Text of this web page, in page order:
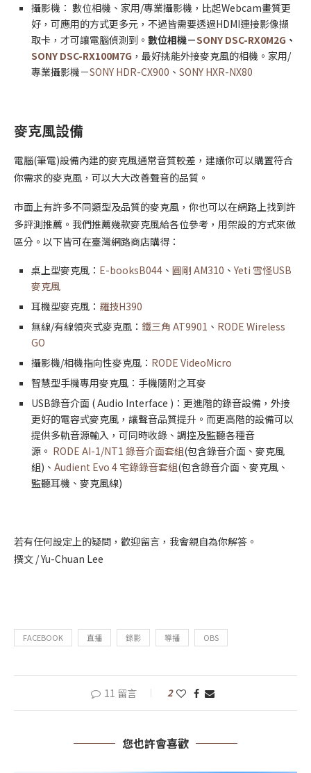
攝影機： 數位相機、家用/專業攝影機，比起Webcam畫質更
好，可應用的方式更多元，不過皆需要透過HDMI連接影像擷
取卡，才可讓電腦偵測到。 數位相機－SONY DSC-RX0M2G 、
SONY DSC-RX100M7G ，最好挑能外接麥克風的相機。家用/
專業攝影機－SONY HDR-CX900 、 SONY HXR-NX80
麥克風設備
電腦(筆電)設備內建的麥克風通常音質較差，建議你可以購置符合
你需求的麥克風，可以大大改善聲音的品質。
市面上有許多不同類型及品質的麥克風，你也可以在網路上找到許
多評測推薦。我們推薦幾款麥克風給各位參考，用架設的方式來做
區分。以下皆可在臺灣網路商店購得：
桌上型麥克風： E-booksB044 、 圓剛 AM310 、 Yeti 雪怪USB
麥克風
耳機型麥克風： 羅技H390
無線/有線領夾式麥克風： 鐵三角 AT9901 、 RODE Wireless
GO
攝影機/相機指向性麥克風： RODE VideoMicro
智慧型手機專用麥克風：手機隨附之耳麥
USB錄音介面 ( Audio Interface )：更進階的錄音設備，外接
更好的電容式麥克風，讓聲音品質提升。而更高階的設備可以
提供多軌音源輸入，可同時收錄、調控及監聽各種音
源。 RODE AI-1/NT1 錄音介面套組(包含錄音介面、麥克風
組)、 Audient Evo 4 宅錄錄音套組(包含錄音介面、麥克風、
監聽耳機、麥克風線)
若有任何設定上的疑問，歡迎留言，我會親自為你解答。
撰文 / Yu-Chuan Lee
FACEBOOK 直播 錄影 導播 OBS
11 留言 2
您也許會喜歡